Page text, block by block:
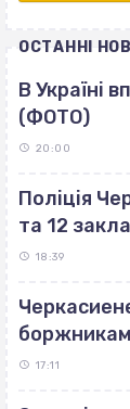
ОСТАННІ
В Україні
(ФОТО)
20:00
Поліція
та 12
18:39
17:11